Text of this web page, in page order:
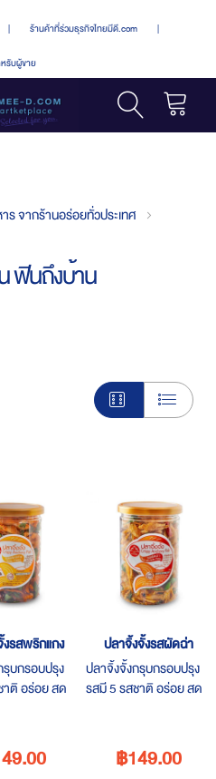
| ร้านค้าที่ร่วมธุรกิจไทยมีดี.com |
รับผู้ขาย
ร จากร้านอร่อยทั่วประเทศ
ฟินถึงบ้าน
รสพริกแกง
บกรอบปรุง
าติ อร่อย สด
ปลาจิ้งจั้งรสผัดฉ่า
ปลาจิ้งจั้งกรุบกรอบปรุง
รสมี 5 รสชาติ อร่อย สด
฿149.00